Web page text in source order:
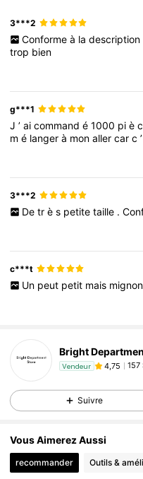
3***2
Conforme à la description
trop bien
g***1
J’aicommandé1000 piè
mé langerà monallercarc
3***2
De tr è s petite taille .
c***t
Un peut petit mais mignon
Bright
Vendeur 4,75 157
Suivre
Vous Aimerez Aussi
recommander Outils &